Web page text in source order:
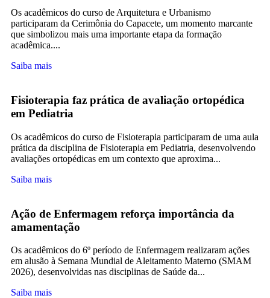
Os acadêmicos do curso de Arquitetura e Urbanismo
participaram da Cerimônia do Capacete, um momento marcante
que simbolizou mais uma importante etapa da formação
acadêmica....
Saiba mais
Fisioterapia faz prática de avaliação ortopédica
em Pediatria
Os acadêmicos do curso de Fisioterapia participaram de uma aula
prática da disciplina de Fisioterapia em Pediatria, desenvolvendo
avaliações ortopédicas em um contexto que aproxima...
Saiba mais
Ação de Enfermagem reforça importância da
amamentação
Os acadêmicos do 6º período de Enfermagem realizaram ações
em alusão à Semana Mundial de Aleitamento Materno (SMAM
2026), desenvolvidas nas disciplinas de Saúde da...
Saiba mais